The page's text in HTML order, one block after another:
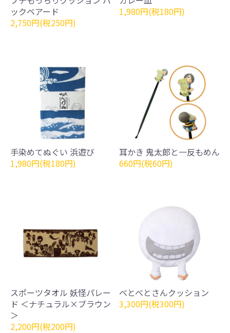
ックベアード
2,750円(税250円)
1,980円(税180円)
手染めてぬぐい 浜遊び
1,980円(税180円)
耳かき 鬼太郎と一反もめん
660円(税60円)
スポーツタオル 妖怪パレー
ド ＜ナチュラル×ブラウン
＞
2,200円(税200円)
べとべとさんクッション
3,300円(税300円)